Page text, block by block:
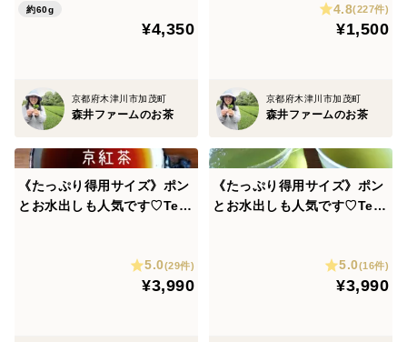
トティーなどもお勧めです(*^
^*)（農薬・化学肥料・除草
約60g
¥4,350
京都府木津川市加茂町
森井ファームのお茶
段使いの量でたっぷりと♡大
容量で感謝のご奉仕価格！(農
4.8(227件)
¥1,500
京都府木津川市加茂町
森井ファームのお茶
《たっぷり得用サイズ》ポン
とお水出しも人気です♡Tea
（LLサイズ ３ｇ×６０コ）
（農薬・化学肥料・除草剤不
5.0(29件)
¥3,990
《たっぷり得用サイズ》ポン
とお水出しも人気です♡Tea
パック（LLサイズ ３ｇ×６
０コ）（農薬・化学肥料・除
5.0(16件)
¥3,990